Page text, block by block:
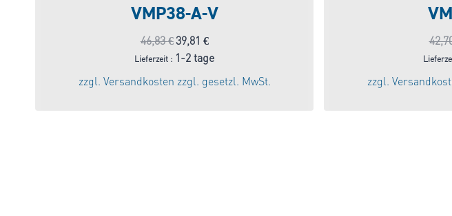
VMP38-A-V
46,83€Ursprünglicher
Preis
war:
46,83 €
39,81 €Aktueller
Preis
Lieferzeit : 1-2 tage
zzgl. Versandkosten zzgl. gesetzl. MwSt.
zzgl.